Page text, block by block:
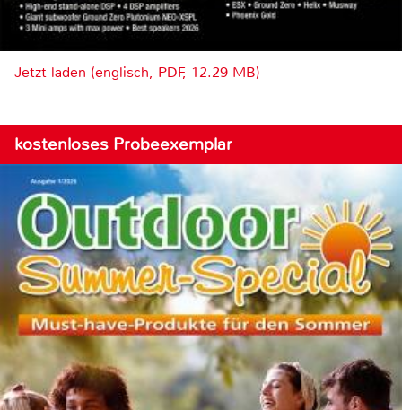
Jetzt laden (englisch, PDF, 12.29 MB)
kostenloses Probeexemplar